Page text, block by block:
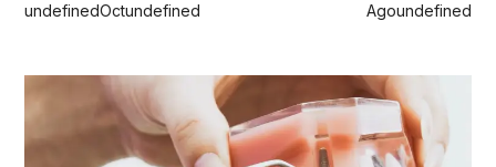
undefinedOctundefined Agoundefined